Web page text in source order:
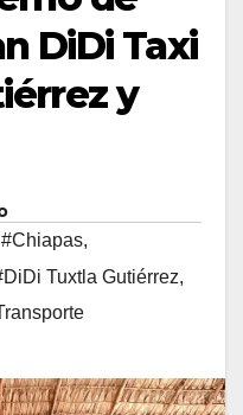
DiDi Taxi
y
#Chiapas,
Tuxtla Gutiérrez,